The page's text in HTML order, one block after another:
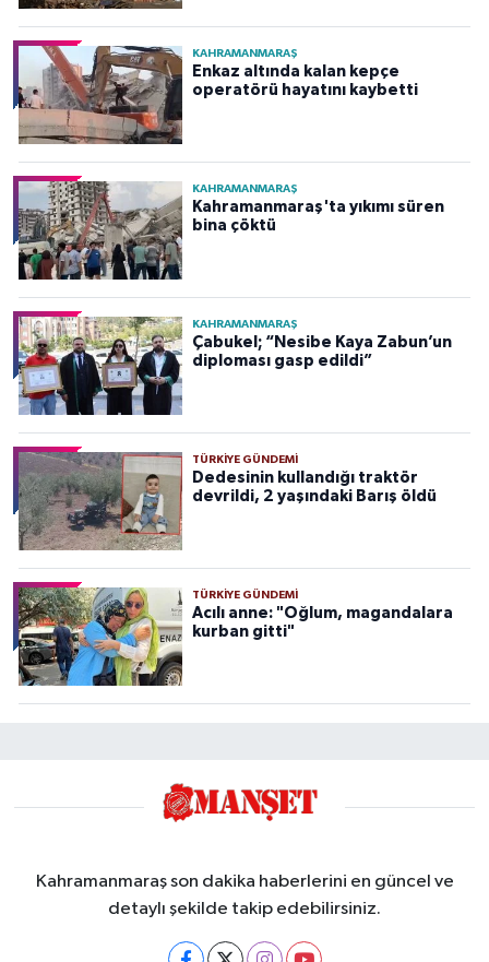
KAHRAMANMARAŞ
Enkaz altında kalan kepçe
operatörü hayatını kaybetti
KAHRAMANMARAŞ
Kahramanmaraş'ta yıkımı süren
bina çöktü
KAHRAMANMARAŞ
Çabukel; “Nesibe Kaya Zabun’un
diploması gasp edildi”
TÜRKIYE GÜNDEMI
Dedesinin kullandığı traktör
devrildi, 2 yaşındaki Barış öldü
TÜRKIYE GÜNDEMI
Acılı anne: "Oğlum, magandalara
kurban gitti"
Kahramanmaraş son dakika haberlerini en güncel ve
detaylı şekilde takip edebilirsiniz.